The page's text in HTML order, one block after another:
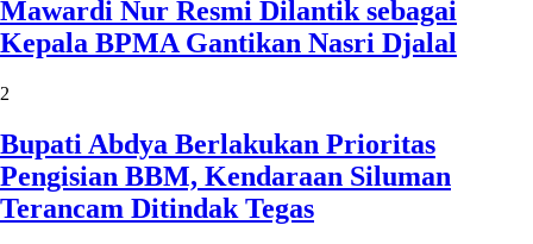
Mawardi Nur Resmi Dilantik sebagai
Kepala BPMA Gantikan Nasri Djalal
2
Bupati Abdya Berlakukan Prioritas
Pengisian BBM, Kendaraan Siluman
Terancam Ditindak Tegas